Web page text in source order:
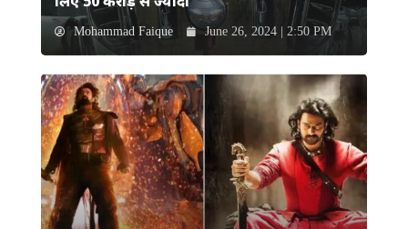
Mohammad Faique June 26, 2024 | 2:50 PM